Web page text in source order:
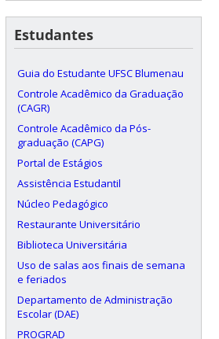
Estudantes
Guia do Estudante UFSC Blumenau
Controle Acadêmico da Graduação
(CAGR)
Controle Acadêmico da Pós-
graduação (CAPG)
Portal de Estágios
Assistência Estudantil
Núcleo Pedagógico
Restaurante Universitário
Biblioteca Universitária
Uso de salas aos finais de semana
e feriados
Departamento de Administração
Escolar (DAE)
PROGRAD